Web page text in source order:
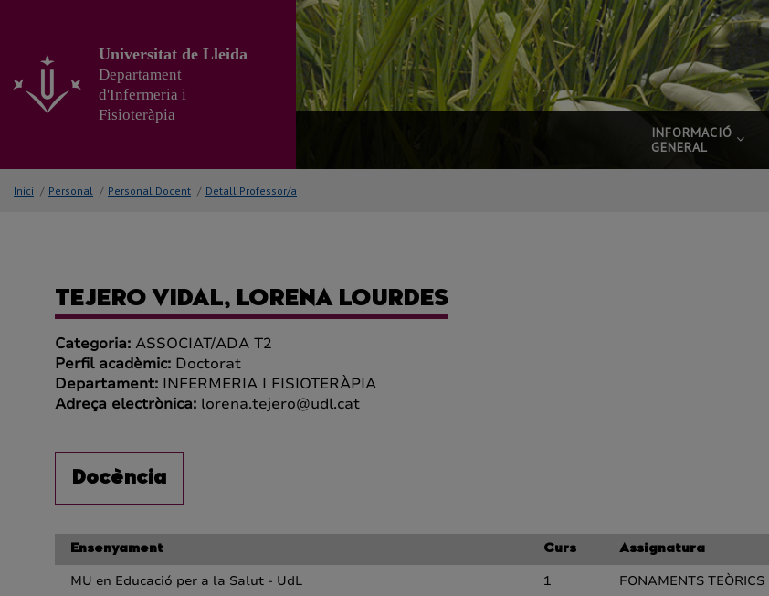
principal
Universitat de Lleida
Departament
d'Infermeria i
Fisioteràpia
INFORMACIÓ
GENERAL
Inici / Personal / Personal Docent / Detall Professor/a